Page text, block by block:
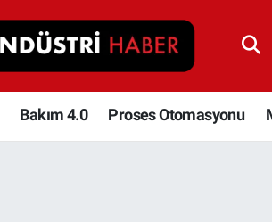
Bakım 4.0 Proses Otomasyonu